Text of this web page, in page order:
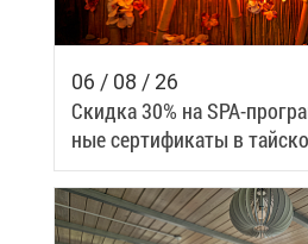
06 / 08 / 26
Скид­ка 30% на SPA-
ные сер­ти­фи­ка­ты в
Samui